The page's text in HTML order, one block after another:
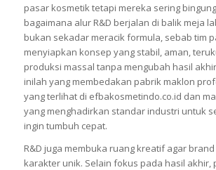
pasar kosmetik tetapi mereka sering
bagaimana alur R&D berjalan di balik meja
bukan sekadar meracik formula, sebab tim
menyiapkan konsep yang stabil, aman,
produksi massal tanpa mengubah hasil
inilah yang membedakan pabrik maklon
yang terlihat di efbakosmetindo.co.id dan
yang menghadirkan standar industri untuk
ingin tumbuh cepat.
R&D juga membuka ruang kreatif agar
karakter unik. Selain fokus pada hasil akhir,